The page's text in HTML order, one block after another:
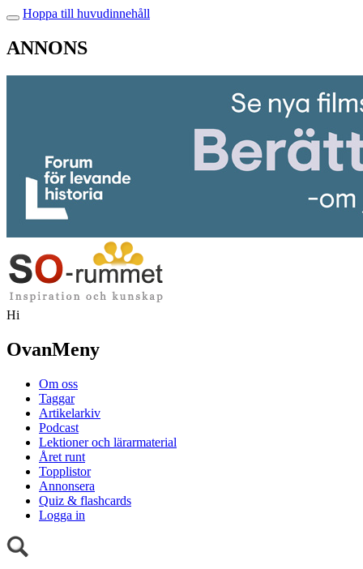
Hoppa till huvudinnehåll
ANNONS
Hi
OvanMeny
Om oss
Taggar
Artikelarkiv
Podcast
Lektioner och lärarmaterial
Året runt
Topplistor
Annonsera
Quiz & flashcards
Logga in